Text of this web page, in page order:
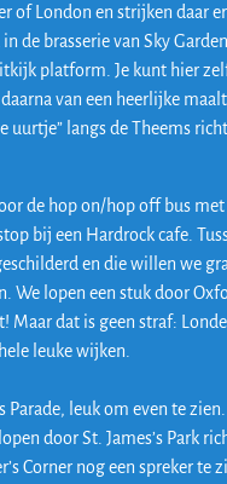
of London en strijken daar
de brasserie van Sky
platform. Je kunt hier
van een heerlijke
uurtje” langs de Theems
de hop on/hop off bus
bij een Hardrock cafe.
en die willen we
We lopen een stuk door
Maar dat is geen straf:
leuke wijken.
Parade, leuk om even te
door St. James’s Park
Corner nog een spreker te